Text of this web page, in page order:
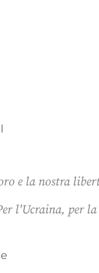
e la nostra
l'Ucraina, per